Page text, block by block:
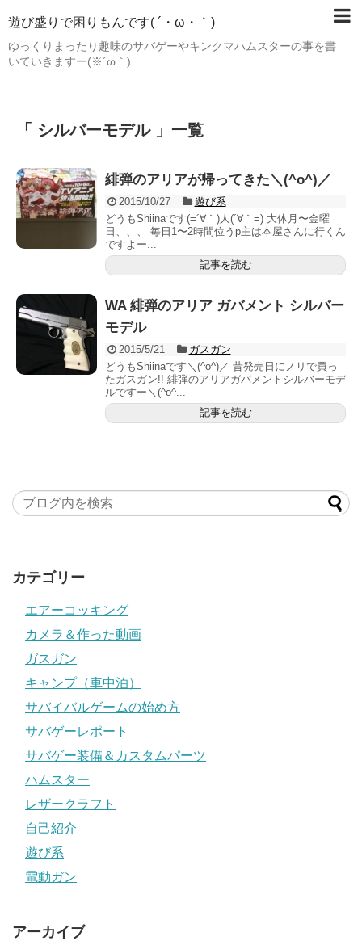
遊び盛りで困りもんです( ´・ω・｀)
ゆっくりまったり趣味のサバゲーやキンクマハムスターの事を書
いていきますー(※´ω｀)
「 シルバーモデル 」一覧
緋弾のアリアが帰ってきた＼(^o^)／
2015/10/27
遊び系
どうもShiinaです(=´∀｀)人(´∀｀=) 大体月〜金曜
日、、、 毎日1〜2時間位うp主は本屋さんに行くん
ですよー...
記事を読む
WA 緋弾のアリア ガバメント シルバー
モデル
2015/5/21
ガスガン
どうもShiinaです＼(^o^)／ 昔発売日にノリで買っ
たガスガン︎!! 緋弾のアリアガバメントシルバーモデ
ルですー＼(^o^...
記事を読む
カテゴリー
エアーコッキング
カメラ＆作った動画
ガスガン
キャンプ（車中泊）
サバイバルゲームの始め方
サバゲーレポート
サバゲー装備＆カスタムパーツ
ハムスター
レザークラフト
自己紹介
遊び系
電動ガン
アーカイブ